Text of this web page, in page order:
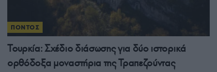
ΠΟΝΤΟΣ
Τουρκία: Σχέδιο διάσωσης για δύο ιστορικά
ορθόδοξα μοναστήρια της Τραπεζούντας